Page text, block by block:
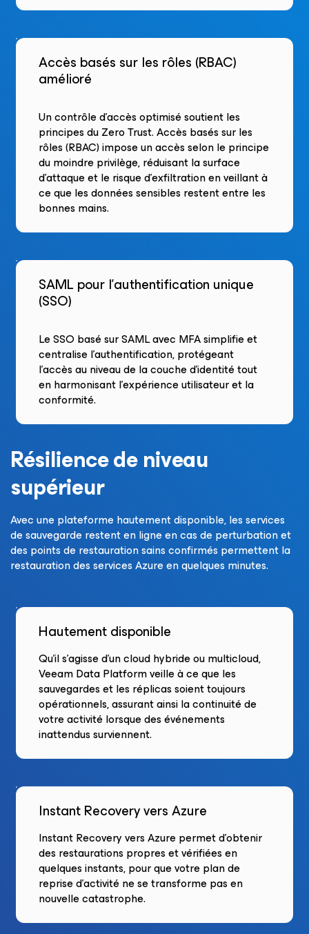
Accès basés sur les rôles (RBAC)
amélioré
Un contrôle d'accès optimisé soutient les
principes du Zero Trust. Accès basés sur les
rôles (RBAC) impose un accès selon le principe
du moindre privilège, réduisant la surface
d’attaque et le risque d’exfiltration en veillant à
ce que les données sensibles restent entre les
bonnes mains.
SAML pour l’authentification unique
(SSO)
Le SSO basé sur SAML avec MFA simplifie et
centralise l’authentification, protégeant
l’accès au niveau de la couche d’identité tout
en harmonisant l’expérience utilisateur et la
conformité.
Résilience de niveau
supérieur
Avec une plateforme hautement disponible, les services
de sauvegarde restent en ligne en cas de perturbation et
des points de restauration sains confirmés permettent la
restauration des services Azure en quelques minutes.
Hautement disponible
Qu’il s’agisse d’un cloud hybride ou multicloud,
Veeam Data Platform veille à ce que les
sauvegardes et les réplicas soient toujours
opérationnels, assurant ainsi la continuité de
votre activité lorsque des événements
inattendus surviennent.
Instant Recovery vers Azure
Instant Recovery vers Azure permet d’obtenir
des restaurations propres et vérifiées en
quelques instants, pour que votre plan de
reprise d’activité ne se transforme pas en
nouvelle catastrophe.